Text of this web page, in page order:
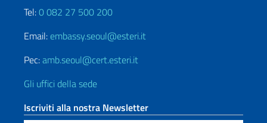
Tel:0 082 27 500 200
Email: embassy.seoul@esteri.it
Pec:amb.seoul@cert.esteri.it
Gli uffici della sede
Iscriviti alla nostra Newsletter